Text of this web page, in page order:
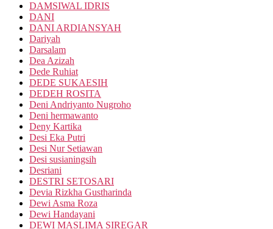
DAMSIWAL IDRIS
DANI
DANI ARDIANSYAH
Dariyah
Darsalam
Dea Azizah
Dede Ruhiat
DEDE SUKAESIH
DEDEH ROSITA
Deni Andriyanto Nugroho
Deni hermawanto
Deny Kartika
Desi Eka Putri
Desi Nur Setiawan
Desi susianingsih
Desriani
DESTRI SETOSARI
Devia Rizkha Gustharinda
Dewi Asma Roza
Dewi Handayani
DEWI MASLIMA SIREGAR